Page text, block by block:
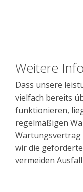
Weitere
Dass unsere
vielfach bereits
funktionieren,
regelmäßigen
Wartungsvertrag
wir die
vermeiden